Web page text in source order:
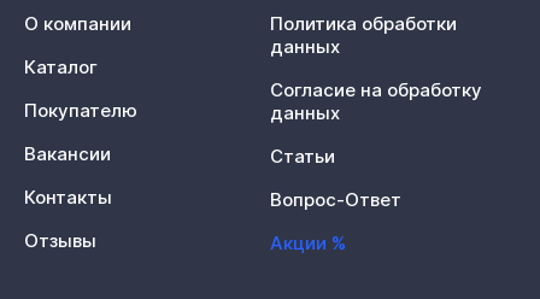
О компании
Каталог
Покупателю
Вакансии
Контакты
Отзывы
Политика обработки
данных
Согласие на обработку
данных
Статьи
Вопрос-Ответ
Акции %